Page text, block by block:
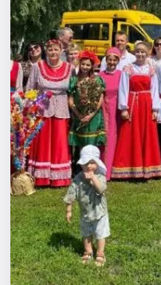
Города
Площадки
Артисты
Рейтинги